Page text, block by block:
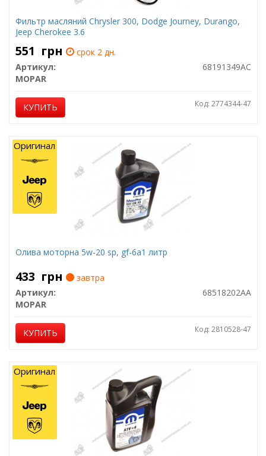
Фильтр масляний Chrysler 300, Dodge Journey, Durango,
Jeep Cherokee 3.6
551 грн
срок 2 дн.
Артикул:
68191349AC
MOPAR
КУПИТЬ Код: 2774344-47
Олива моторна 5w-20 sp, gf-6a1 литр
433 грн
завтра
Артикул:
68518202AA
MOPAR
КУПИТЬ Код: 2810528-47
Оригинал
Оригинал